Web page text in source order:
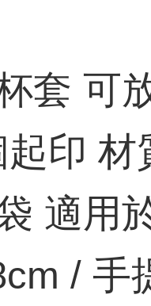
套 可
印 材
適用
/ 手